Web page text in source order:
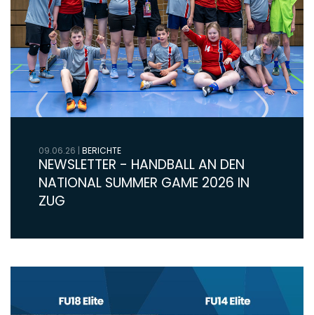
09.06.26 | BERICHTE
NEWSLETTER - HANDBALL AN DEN
NATIONAL SUMMER GAME 2026 IN
ZUG